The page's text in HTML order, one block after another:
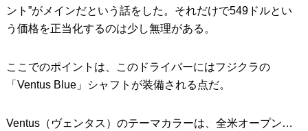
ント”がメインだという話をした。それだけで549ドルとい
う価格を正当化するのは少し無理がある。
ここでのポイントは、このドライバーにはフジクラの
「Ventus Blue」シャフトが装備される点だ。
Ventus（ヴェンタス）のテーマカラーは、全米オープン…